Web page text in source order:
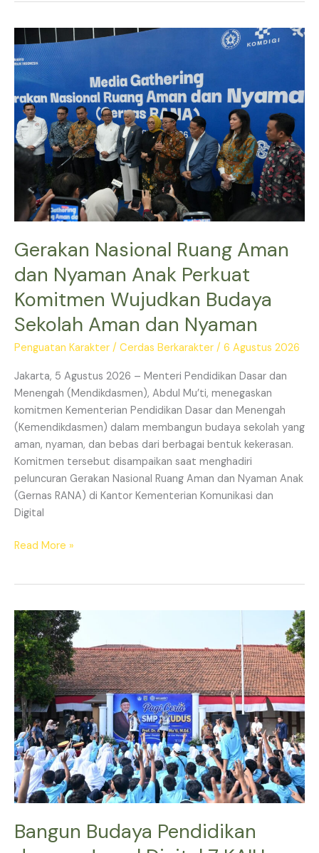
Gerakan Nasional Ruang Aman
dan Nyaman Anak Perkuat
Komitmen Wujudkan Budaya
Sekolah Aman dan Nyaman
Penguatan Karakter / Cerdas Berkarakter / 6 Agustus 2026
Jakarta, 5 Agustus 2026 – Menteri Pendidikan Dasar dan
Menengah (Mendikdasmen), Abdul Mu’ti, menegaskan
komitmen Kementerian Pendidikan Dasar dan Menengah
(Kemendikdasmen) dalam membangun budaya sekolah yang
aman, nyaman, dan bebas dari berbagai bentuk kekerasan.
Komitmen tersebut disampaikan saat menghadiri
peluncuran Gerakan Nasional Ruang Aman dan Nyaman Anak
(Gernas RANA) di Kantor Kementerian Komunikasi dan
Digital
Gerakan
Nasional
Ruang
Aman
dan
Nyaman
Anak
Perkuat
Komitmen
Wujudkan
Budaya
Sekolah
Aman
dan
Nyaman
Read More »
Bangun Budaya Pendidikan
Bangun
Budaya
Pendidikan
dengan
Jurnal
Digital
7
KAIH